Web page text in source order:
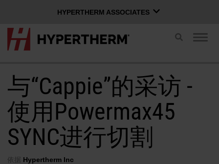
HYPERTHERM ASSOCIATES
HYPERTHERM ASSOCIATES
软件组
切
切
中文 (简体)
登录 Xnet
用户名
与“Cappie”的采访 -
使用Powermax45
SYNC进行切割
依据 Hypertherm Inc